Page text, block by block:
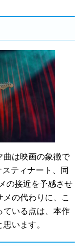
曲は映画の象徴で
ティナート、同
の接近を予感させ
の代わりに、こ
ている点は、本作
います。